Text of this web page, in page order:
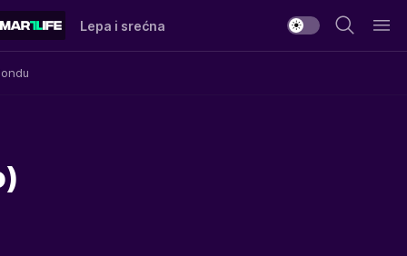
Lepa i srećna